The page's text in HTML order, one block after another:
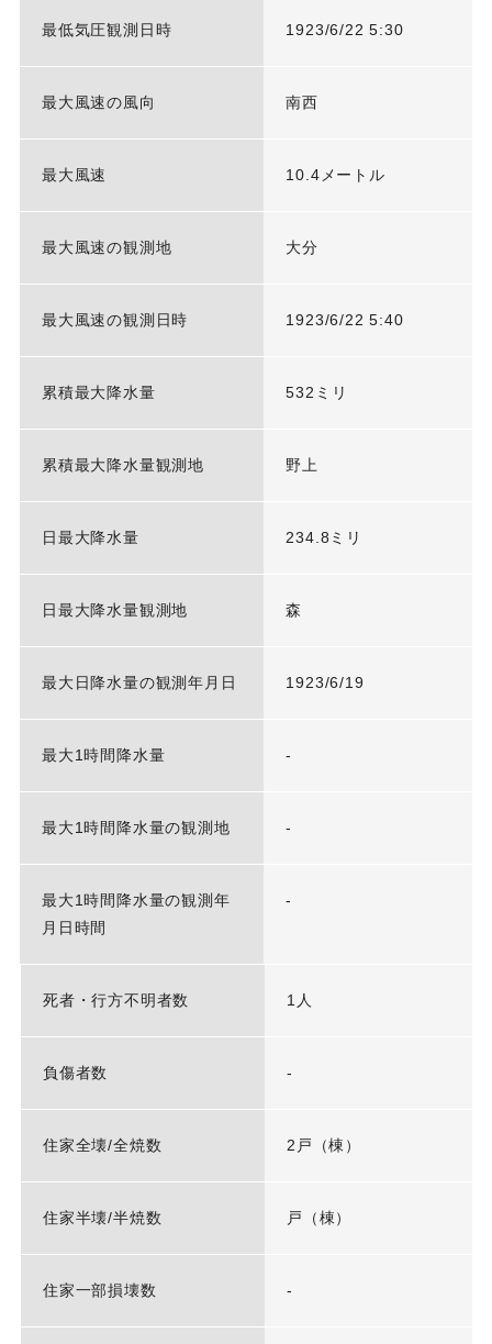
最低気圧観測日時 1923/6/22 5:30
最大風速の風向 南西
最大風速 10.4メートル
最大風速の観測地 大分
最大風速の観測日時 1923/6/22 5:40
累積最大降水量 532ミリ
累積最大降水量観測地 野上
日最大降水量 234.8ミリ
日最大降水量観測地 森
最大日降水量の観測年月日 1923/6/19
最大1時間降水量 -
最大1時間降水量の観測地 -
最大1時間降水量の観測年
月日時間
-
死者・行方不明者数 1人
負傷者数 -
住家全壊/全焼数 2戸（棟）
住家半壊/半焼数 戸（棟）
住家一部損壊数 -